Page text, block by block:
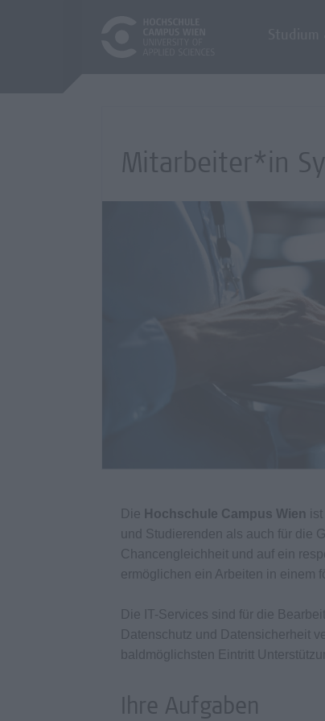
Mitarbeiter*in
Die Hochschule Campus Wien
und Studierenden als auch für die
Chancengleichheit und auf ein
ermöglichen ein Arbeiten in einem
Die IT-Services sind für die
Datenschutz und Datensicherheit
baldmöglichsten Eintritt
Ihre Aufgaben